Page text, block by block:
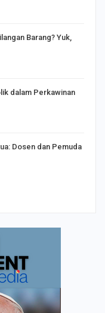
Barang? Yuk,
dalam Perkawinan
Dosen dan Pemuda